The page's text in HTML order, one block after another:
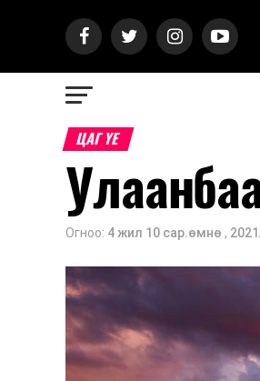
ЦАГ ҮЕ
Огноо: 4 жил 10 сар.өмнө ,